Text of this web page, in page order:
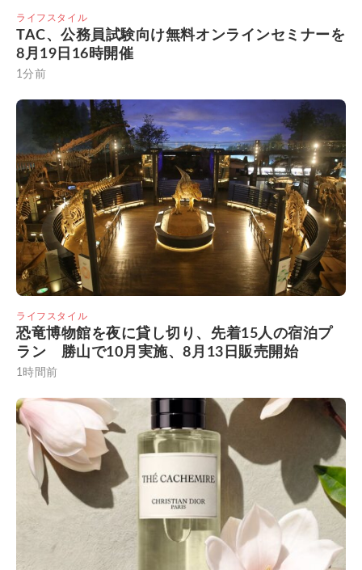
ライフスタイル
TAC、公務員試験向け無料オンラインセミナーを
8月19日16時開催
1分前
ライフスタイル
恐竜博物館を夜に貸し切り、先着15人の宿泊プ
ラン 勝山で10月実施、8月13日販売開始
1時間前